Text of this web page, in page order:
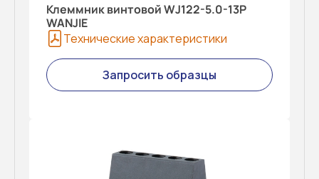
Клеммник винтовой WJ122-5.0-13P
WANJIE
Технические характеристики
Запросить образцы